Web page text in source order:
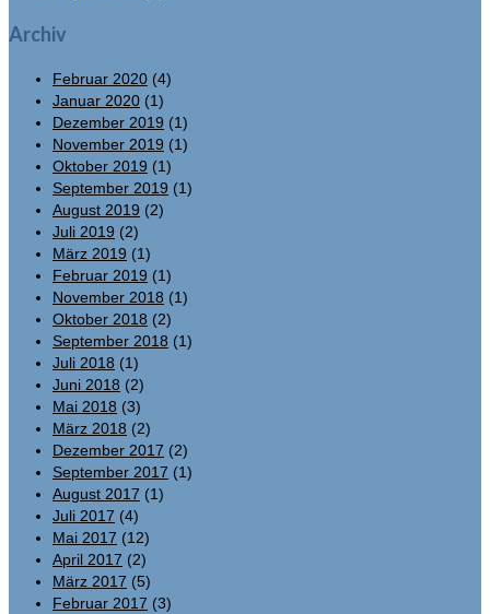
Archiv
Februar 2020 (4)
Januar 2020 (1)
Dezember 2019 (1)
November 2019 (1)
Oktober 2019 (1)
September 2019 (1)
August 2019 (2)
Juli 2019 (2)
März 2019 (1)
Februar 2019 (1)
November 2018 (1)
Oktober 2018 (2)
September 2018 (1)
Juli 2018 (1)
Juni 2018 (2)
Mai 2018 (3)
März 2018 (2)
Dezember 2017 (2)
September 2017 (1)
August 2017 (1)
Juli 2017 (4)
Mai 2017 (12)
April 2017 (2)
März 2017 (5)
Februar 2017 (3)